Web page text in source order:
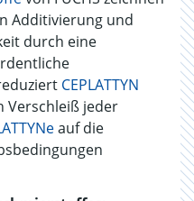
Additivierung und
durch eine
CEPLATTYN
Verschleiß jeder
auf die